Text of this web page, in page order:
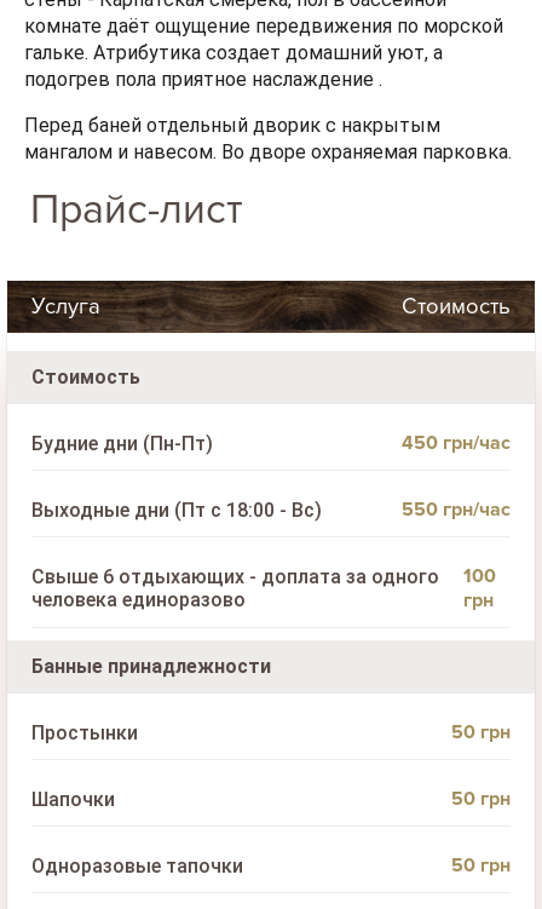
комнате даёт ощущение передвижения по морской
гальке. Атрибутика создает домашний уют, а
подогрев пола приятное наслаждение .
Перед баней отдельный дворик с накрытым
мангалом и навесом. Во дворе охраняемая парковка.
Прайс-лист
Услуга Стоимость
Стоимость
Будние дни (Пн-Пт) 450 грн/час
Выходные дни (Пт с 18:00 - Вс) 550 грн/час
Свыше 6 отдыхающих - доплата за одного
человека единоразово
100
грн
Банные принадлежности
Простынки 50 грн
Шапочки 50 грн
Одноразовые тапочки 50 грн